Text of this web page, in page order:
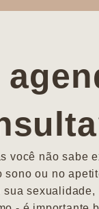
você não sabe
sono ou no